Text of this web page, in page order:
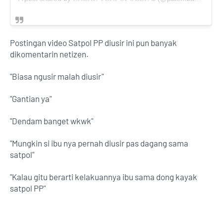
Postingan video Satpol PP diusir ini pun banyak
dikomentarin netizen.
"Biasa ngusir malah diusir"
"Gantian ya"
"Dendam banget wkwk"
"Mungkin si ibu nya pernah diusir pas dagang sama
satpol"
"Kalau gitu berarti kelakuannya ibu sama dong kayak
satpol PP"